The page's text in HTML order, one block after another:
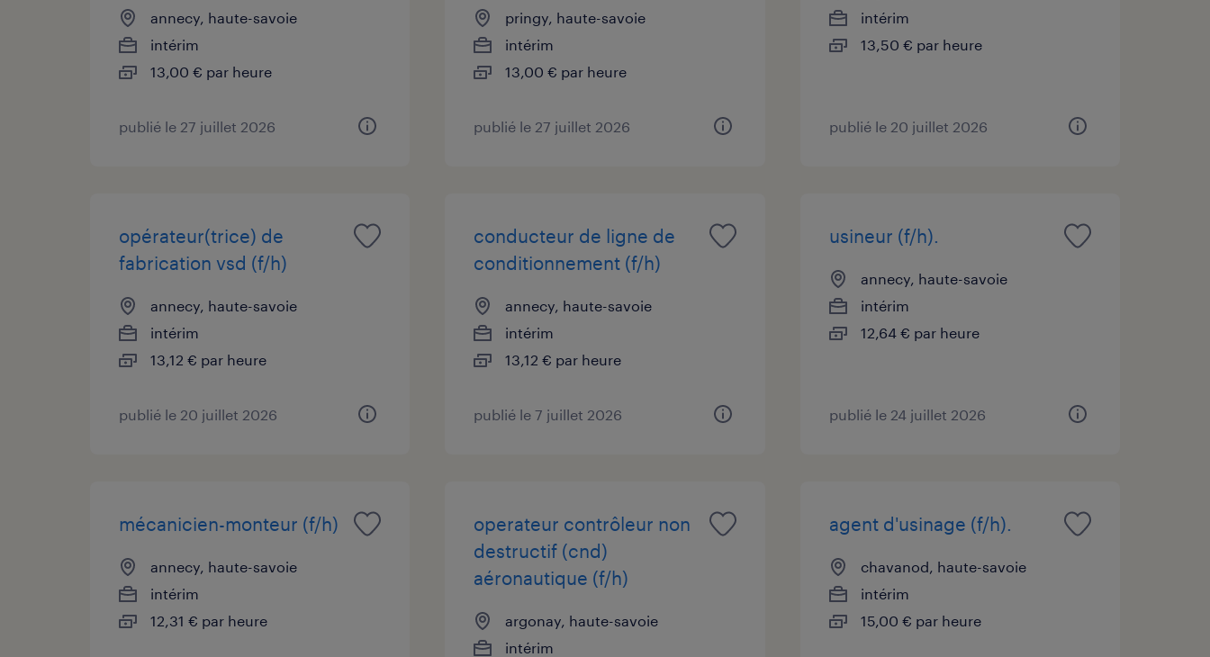
annecy, haute-savoie
intérim
13,00 € par heure
publié le 27 juillet 2026
pringy, haute-savoie
intérim
13,00 € par heure
publié le 27 juillet 2026
intérim
13,50 € par heure
publié le 20 juillet 2026
opérateur(trice) de
fabrication vsd (f/h)
annecy, haute-savoie
intérim
13,12 € par heure
publié le 20 juillet 2026
conducteur de ligne de
conditionnement (f/h)
annecy, haute-savoie
intérim
13,12 € par heure
publié le 7 juillet 2026
usineur (f/h).
annecy, haute-savoie
intérim
12,64 € par heure
publié le 24 juillet 2026
mécanicien-monteur (f/h)
annecy, haute-savoie
intérim
12,31 € par heure
operateur contrôleur non
destructif (cnd)
aéronautique (f/h)
argonay, haute-savoie
intérim
agent d'usinage (f/h).
chavanod, haute-savoie
intérim
15,00 € par heure